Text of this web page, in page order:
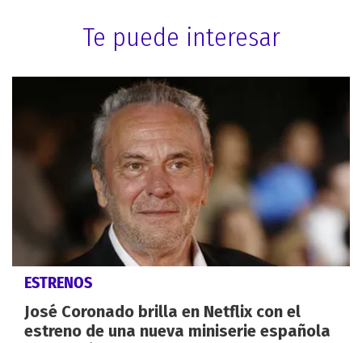
Te puede interesar
ESTRENOS
José Coronado brilla en Netflix con el
estreno de una nueva miniserie española